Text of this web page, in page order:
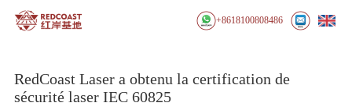
+8618100808486
RedCoast Laser a obtenu la certification de
sécurité laser IEC 60825